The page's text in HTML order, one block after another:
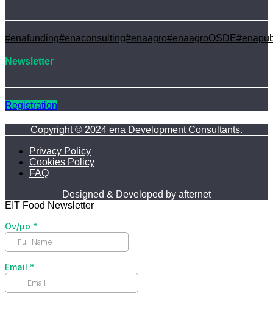
#enafunding#enaconsulting#enaagro#enaagroOSDE
Newsletter
Registration
Copyright © 2024 ena Development Consultants.
Privacy Policy
Cookies Policy
FAQ
Designed & Developed by afternet
EIT Food Newsletter